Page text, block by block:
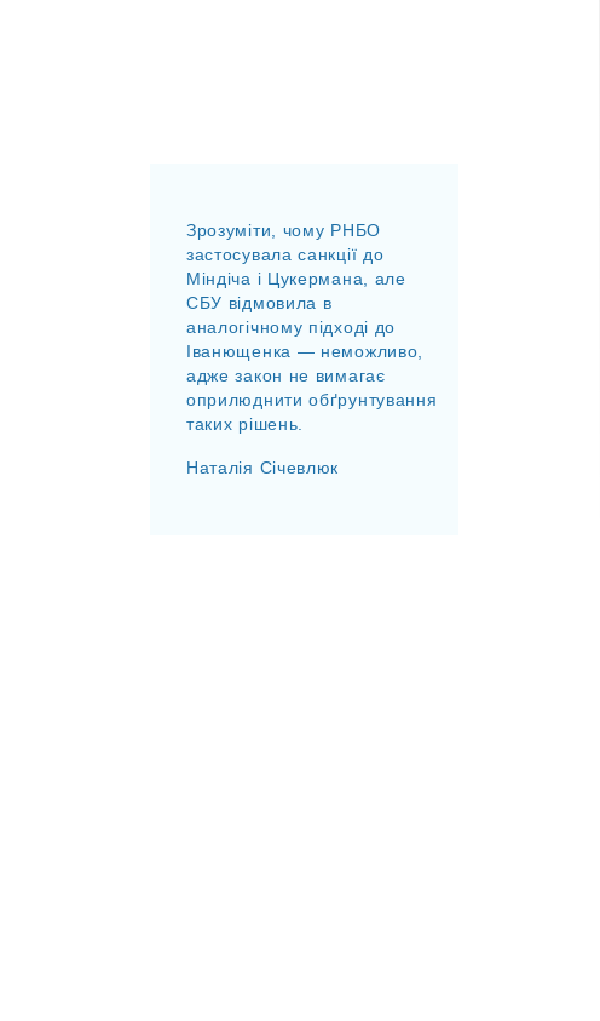
Зрозуміти, чому РНБО
застосувала санкції до
Міндіча і Цукермана, але
СБУ відмовила в
аналогічному підході до
Іванющенка — неможливо,
адже закон не вимагає
оприлюднити обґрунтування
таких рішень.
Наталія Січевлюк